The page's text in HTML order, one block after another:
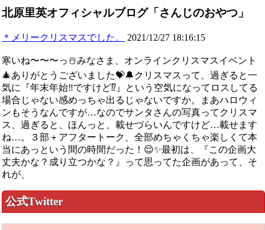
北原里英オフィシャルブログ「さんじのおやつ」
＊メリークリスマスでした。 2021/12/27 18:16:15
寒いね〜〜〜っ☃️みなさま、オンラインクリスマスイベント
🎄ありがとうございました💝🔔クリスマスって、過ぎると一
気に『年末年始‼️ですけど⁉️』という空気になってロスしてる
場合じゃない感めっちゃ出るじゃないですか。まあハロウィ
ンもそうなんですが…なのでサンタさんの写真ってクリスマ
ス、過ぎると、ほんっと、載せづらいんですけど…載せます
ね…。３部＋アフタートーク、全部めちゃくちゃ楽しくて本
当にあっという間の時間だった！😌✨最初は、『この企画大
丈夫かな？成り立つかな？』って思ってた企画があって、そ
れが、
公式Twitter